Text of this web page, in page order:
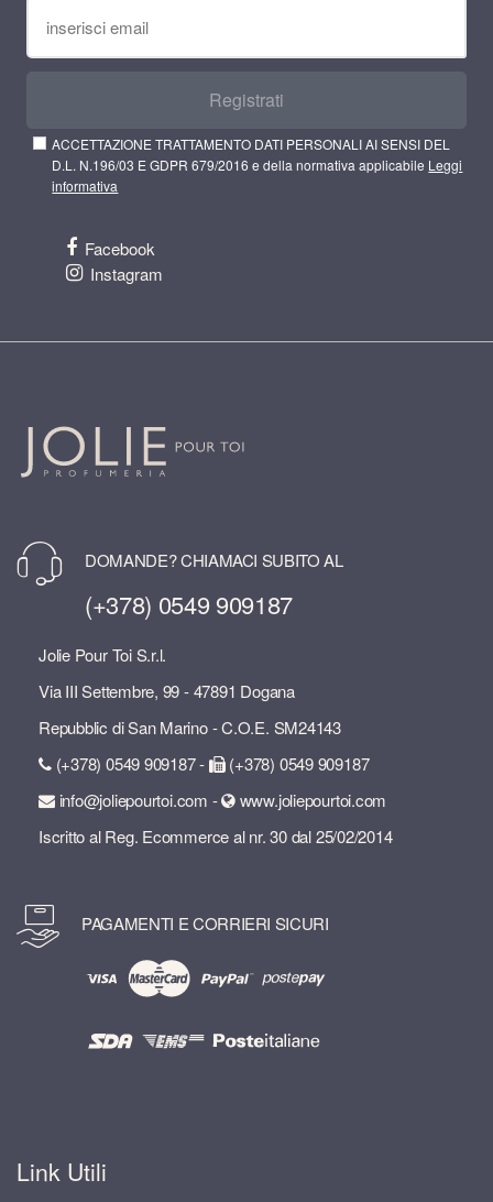
Registrati
ACCETTAZIONE TRATTAMENTO DATI PERSONALI AI SENSI DEL
D.L. N.196/03 E GDPR 679/2016 e della normativa applicabile Leggi
informativa
Facebook
Instagram
DOMANDE? CHIAMACI SUBITO AL
(+378) 0549 909187
Jolie Pour Toi S.r.l.
Via III Settembre, 99 - 47891 Dogana
Repubblic di San Marino - C.O.E. SM24143
(+378) 0549 909187 -
(+378) 0549 909187
info@joliepourtoi.com -
www.joliepourtoi.com
Iscritto al Reg. Ecommerce al nr. 30 dal 25/02/2014
PAGAMENTI E CORRIERI SICURI
Link Utili